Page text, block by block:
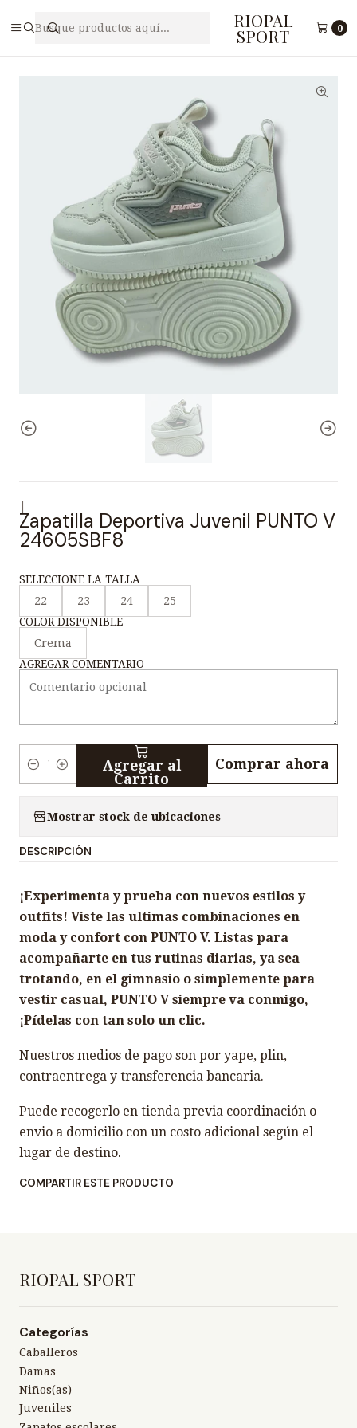
RIOPAL
SPORT 0
Zapatilla Deportiva Juvenil PUNTO V 24605SBF8
Zapatilla Deportiva Juvenil PUNTO V
24605SBF8
SELECCIONE LA TALLA
22
23 24
25
COLOR DISPONIBLE
Crema
AGREGAR COMENTARIO
i
a
d
Agregar al
Carrito
Comprar ahora
Mostrar stock de ubicaciones
DESCRIPCIÓN
¡Experimenta y prueba con nuevos estilos y
outfits! Viste las ultimas combinaciones en
moda y confort con PUNTO V. Listas para
acompañarte en tus rutinas diarias, ya sea
trotando, en el gimnasio o simplemente para
vestir casual, PUNTO V siempre va conmigo,
¡Pídelas con tan solo un clic.
Nuestros medios de pago son por yape, plin,
contraentrega y transferencia bancaria.
Puede recogerlo en tienda previa coordinación o
envio a domicilio con un costo adicional según el
lugar de destino.
COMPARTIR ESTE PRODUCTO
RIOPAL SPORT
Categorías
Caballeros
Damas
Niños(as)
Juveniles